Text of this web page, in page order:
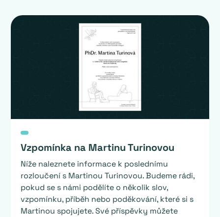
Vzpomínka na Martinu Turinovou
Níže naleznete informace k poslednímu
rozloučení s Martinou Turinovou. Budeme rádi,
pokud se s námi podělíte o několik slov,
vzpomínku, příběh nebo poděkování, které si s
Martinou spojujete. Své příspěvky můžete